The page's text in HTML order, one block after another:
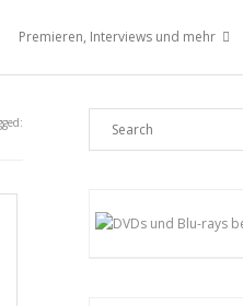
Premieren, Interviews und mehr